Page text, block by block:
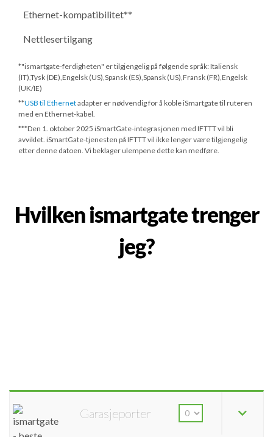
Ethernet-kompatibilitet**
Nettlesertilgang
*"ismartgate-ferdigheten" er tilgjengelig på følgende språk: Italiensk
(IT),Tysk (DE),Engelsk (US),Spansk (ES),Spansk (US),Fransk (FR),Engelsk
(UK/IE)
**USB til Ethernetadapter er nødvendig for å koble iSmartgate til ruteren
med en Ethernet-kabel.
***Den 1. oktober 2025 iSmartGate-integrasjonen med IFTTT vil bli
avviklet. iSmartGate-tjenesten på IFTTT vil ikke lenger være tilgjengelig
etter denne datoen. Vi beklager ulempene dette kan medføre.
Hvilken ismartgate trenger
jeg?
Garasjeporter